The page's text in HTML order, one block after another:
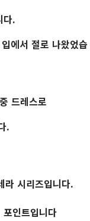
다.
에서 절로 나왔었습
드레스로
.
라 시리즈입니다.
인트입니다